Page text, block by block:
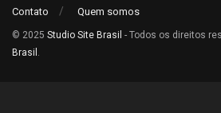
Contato Quem somos
© 2025 Studio Site Brasil - Todos os direitos
Brasil